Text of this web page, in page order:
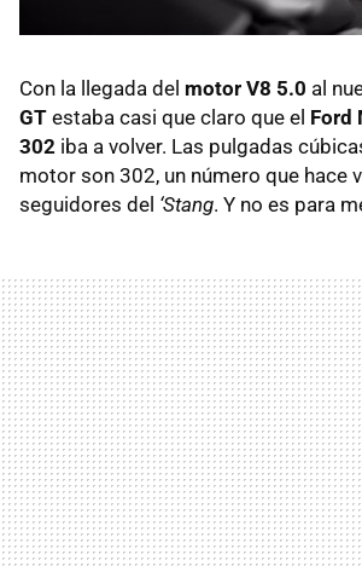
Con la llegada del motor V8 5.0 al
GT estaba casi que claro que el Ford
302 iba a volver. Las pulgadas
motor son 302, un número que hace
seguidores del ‘Stang. Y no es para